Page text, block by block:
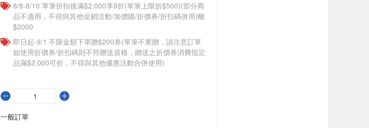
8/8-8/10 單筆折扣後滿$2,000享9折(單筆上限折$500)(部分商
品不適用，不得與其他促銷活動/加價購/折價券/折扣碼併用)離
$2000
即日起-9/1 不限金額下單贈$200券(單筆不累贈，請注意訂單
如使用折價券/折扣碼則不符贈送資格，贈送之折價券消費指定
品滿$2,000可折，不得與其他優惠活動合併使用)
一般訂單